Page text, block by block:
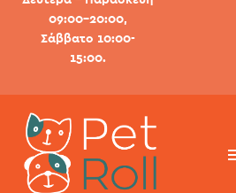
09:00-20:00,
Σάββατο 10:00-
15:00.